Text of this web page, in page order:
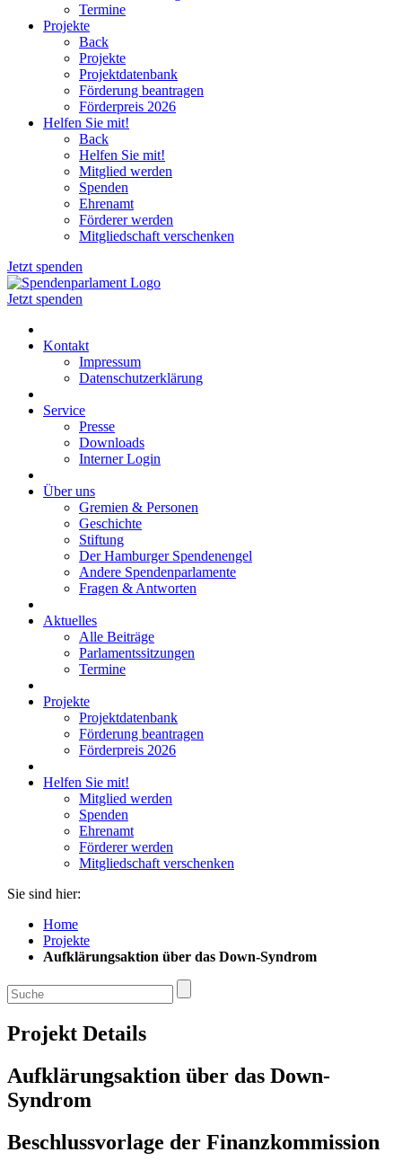
Termine
Projekte
Back
Projekte
Projektdatenbank
Förderung beantragen
Förderpreis 2026
Helfen Sie mit!
Back
Helfen Sie mit!
Mitglied werden
Spenden
Ehrenamt
Förderer werden
Mitgliedschaft verschenken
Jetzt spenden
Jetzt spenden
Kontakt
Impressum
Datenschutzerklärung
Service
Presse
Downloads
Interner Login
Über uns
Gremien & Personen
Geschichte
Stiftung
Der Hamburger Spendenengel
Andere Spendenparlamente
Fragen & Antworten
Aktuelles
Alle Beiträge
Parlamentssitzungen
Termine
Projekte
Projektdatenbank
Förderung beantragen
Förderpreis 2026
Helfen Sie mit!
Mitglied werden
Spenden
Ehrenamt
Förderer werden
Mitgliedschaft verschenken
Sie sind hier:
Home
Projekte
Aufklärungsaktion über das Down-Syndrom
Projekt Details
Aufklärungsaktion über das Down-
Syndrom
Beschlussvorlage der Finanzkommission